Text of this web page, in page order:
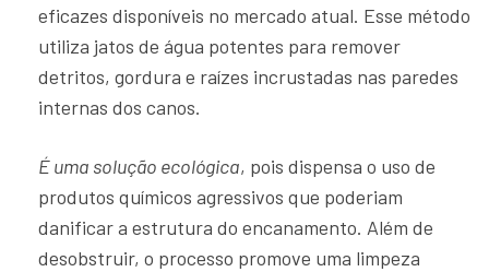
eficazes disponíveis no mercado atual. Esse método
utiliza jatos de água potentes para remover
detritos, gordura e raízes incrustadas nas paredes
internas dos canos.
É uma solução ecológica, pois dispensa o uso de
produtos químicos agressivos que poderiam
danificar a estrutura do encanamento. Além de
desobstruir, o processo promove uma limpeza